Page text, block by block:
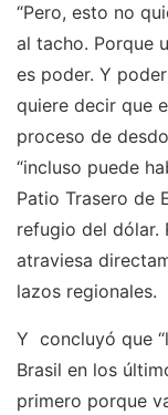
“Pero, esto no
al tacho. Porque
es poder. Y
quiere decir que
proceso de
“incluso puede
Patio Trasero de
refugio del dólar.
atraviesa
lazos regionales.
Y concluyó que
Brasil en los
primero porque